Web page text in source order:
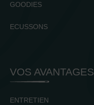
GOODIES
ECUSSONS
VOS AVANTAGES
ENTRETIEN